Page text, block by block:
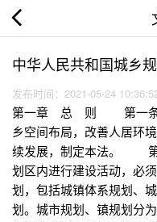
中华人民共和国城乡
发布时间：2021-05-24
第一章 总 则 第一条
乡空间布局，改善人居环
续发展，制定本法。 第
划区内进行建设活动，
划，包括城镇体系规划、
划。城市规划、镇规划分